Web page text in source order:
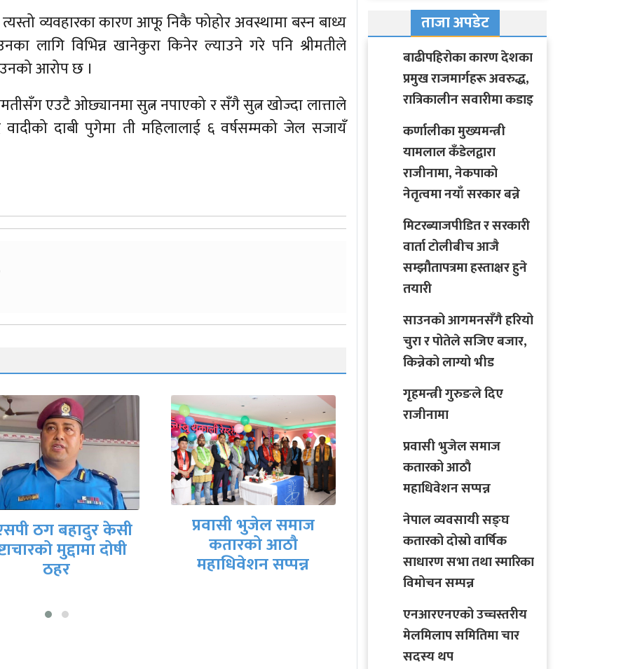
व्यवहारका कारण आफू निकै फोहोर अवस्थामा बस्न बाध्य
लागि विभिन्न खानेकुरा किनेर ल्याउने गरे पनि श्रीमतीले
आरोप छ ।
एउटै ओछ्यानमा सुत्न नपाएको र सँगै सुत्न खोज्दा लात्ताले
दाबी पुगेमा ती महिलालाई ६ वर्षसम्मको जेल सजायँ
भुजेल समाज
कतारको आठाै
महाधिवेशन सप्पन्न
कतारमा ११५ औँ
अन्तर्राष्ट्रिय नारी दिवसको
अवसरमा विभिन्न कार्यक्रम
सप्पन्न
तारले रुखमा बाँधेर ज्यूँदै
जलाएको अवस्थामा
काभ्रेमा भेटियो पुरुषको
शव
ताजा अपडेट
बाढीपहिरोका कारण देशका
प्रमुख राजमार्गहरू अवरुद्ध,
रात्रिकालीन सवारीमा कडाइ
कर्णालीका मुख्यमन्त्री
यामलाल कँडेलद्वारा
राजीनामा, नेकपाको
नेतृत्वमा नयाँ सरकार बन्ने
मिटरब्याजपीडित र सरकारी
वार्ता टोलीबीच आजै
सम्झौतापत्रमा हस्ताक्षर हुने
तयारी
साउनको आगमनसँगै हरियो
चुरा र पोतेले सजिए बजार,
किन्नेको लाग्यो भीड
गृहमन्त्री गुरुङले दिए
राजीनामा
प्रवासी भुजेल समाज
कतारको आठाै
महाधिवेशन सप्पन्न
नेपाल व्यवसायी सङ्घ
कतारको दोस्रो वार्षिक
साधारण सभा तथा स्मारिका
विमोचन सम्पन्न
एनआरएनएको उच्चस्तरीय
मेलमिलाप समितिमा चार
सदस्य थप